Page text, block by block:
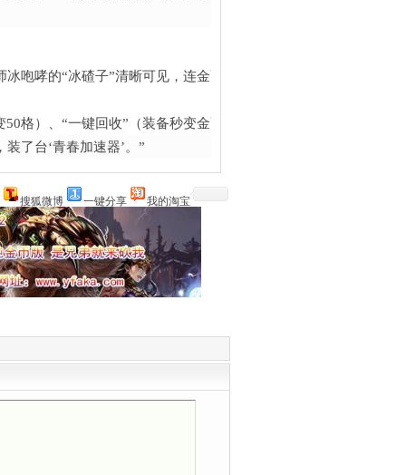
咆哮的“冰碴子”清晰可见，连金币掉在地上的“叮铃”响都带
格）、“一键回收”（装备秒变金币）；更有“蓝天专属
了台‘青春加速器’。”
搜狐微博 一键分享 我的淘宝